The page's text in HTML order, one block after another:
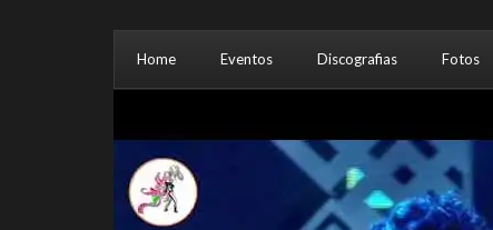
Home Eventos Discografias Fotos